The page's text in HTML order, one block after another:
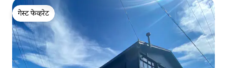
गेस्ट फेव्हरेट
गेस्ट फेव्हरेट